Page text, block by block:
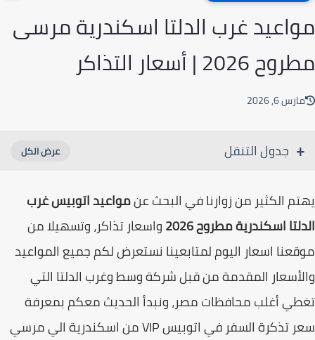
غرب الدلتا اسكندرية مرسى
| أسعار التذاكر
6, 2026
جدول التنقل
الكثير من زوارنا في البحث عنمواعيد اتوبيس غرب
اسكندرية مطروح 2026
واسعار تذاكر، وتسهيلا من
اسعار اليوم لمتابعينا نستعرض لكم جميع المواعيد
المقدمة من قبل شركة وسط وغرب الدلتا التي
أغلب محافظات مصر، ونبدأ الحديث معكم بمعرفة
سعر تذكرة السفر في اتوبيس VIP من اسكندرية الي مرسي